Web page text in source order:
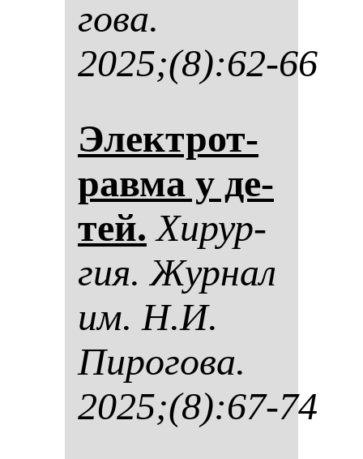
го­ва.
2025;(8):62-66
Элек­трот­
рав­ма у де­
тей. Хи­рур­
гия. Жур­нал
им. Н.И.
Пи­ро­го­ва.
2025;(8):67-74